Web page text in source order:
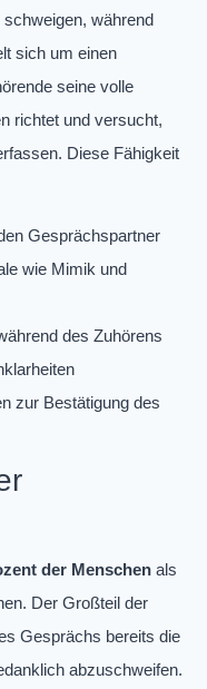
während
sich um einen
seine volle
richtet und versucht,
Diese Fähigkeit
Gesprächspartner
wie Mimik und
des Zuhörens
zur Bestätigung des
der Menschen als
Der Großteil der
Gesprächs bereits die
abzuschweifen.